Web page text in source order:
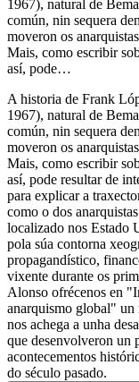
1967), natural de
común, nin sequera
moveron os
Mais, como escribir
así, pode…
A historia de Frank
1967), natural de
común, nin sequera
moveron os
Mais, como escribir
así, pode resultar de
para explicar a
como o dos
localizado nos Estado
pola súa contorna
propagandístico,
vixente durante os
Alonso ofrécenos en
anarquismo global" un
nos achega a unha
que desenvolveron un
acontecementos
do século pasado.